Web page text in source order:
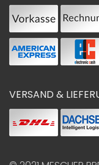
VERSAND &